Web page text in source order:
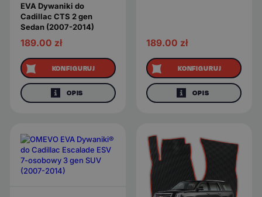
EVA Dywaniki do
Cadillac CTS 2 gen
Sedan (2007-2014)
189.00 zł
KONFIGURUJ
OPIS
189.00 zł
KONFIGURUJ
OPIS